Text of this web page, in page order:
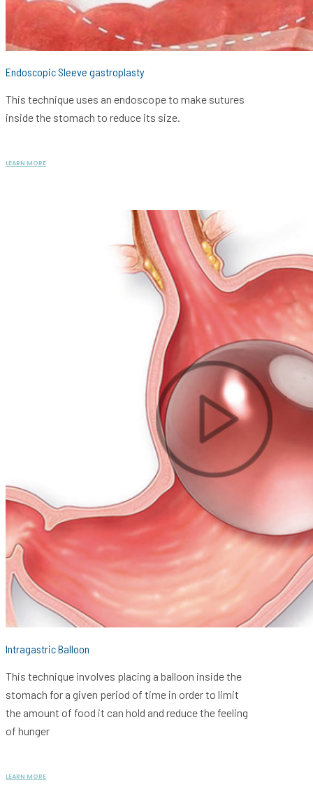
Endoscopic Sleeve gastroplasty
This technique uses an endoscope to make sutures
inside the stomach to reduce its size.
LEARN MORE
Intragastric Balloon
This technique involves placing a balloon inside the
stomach for a given period of time in order to limit
the amount of food it can hold and reduce the feeling
of hunger
LEARN MORE